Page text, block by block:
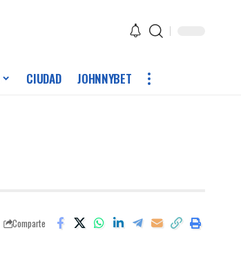
CIUDAD JOHNNYBET
Comparte